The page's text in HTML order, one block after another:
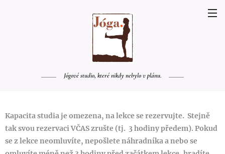
Jógové studio, které nikdy nebylo v plánu.
Kapacita studia je omezena, na lekce se rezervujte. Stejně
tak svou rezervaci VČAS zrušte (tj. 3 hodiny předem). Pokud
se z lekce neomluvíte, nepošlete náhradníka a nebo se